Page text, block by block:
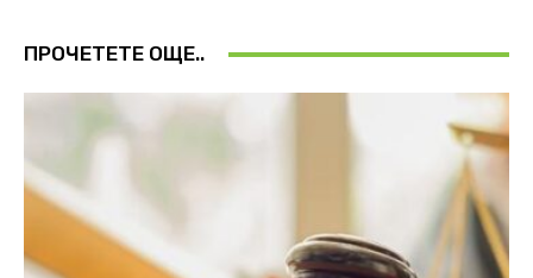
ПРОЧЕТЕТЕ ОЩЕ..